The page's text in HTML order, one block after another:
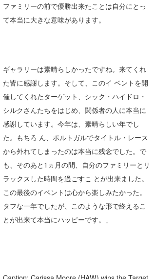
ファミリーの前で優勝出来たことは自分にとっ
て本当に大きな意味があります。
ギャラリーは素晴らしかったですね。来てくれ
た皆に感謝します。そして、このイ ベントを開
催してくれたターゲット、シック・ハイドロ・
シルクさんたちをはじめ、関係者の人に本当に
感謝しています。今年は、素晴らしい年でし
た。もちろ ん、ポルトガルでタイトル・レース
から外れてしまったのは本当に残念でした。で
も、そのあと1ヵ月の間、自分のファミリーとリ
ラックスした時間を過ごすこ とが出来ました。
この最後のイベントは心から楽しみたかった。
タフな一年でしたが、このような形で終えるこ
とが出来て本当にハッピーです。」
KY
OYZ
S.K
Soulman
VAGY
waka☆=
YUKI☆
たっちー
ハンマー